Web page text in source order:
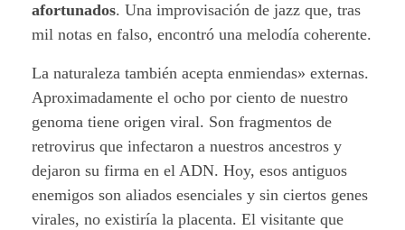
afortunados. Una improvisación de jazz que, tras
mil notas en falso, encontró una melodía coherente.
La naturaleza también acepta enmiendas» externas.
Aproximadamente el ocho por ciento de nuestro
genoma tiene origen viral. Son fragmentos de
retrovirus que infectaron a nuestros ancestros y
dejaron su firma en el ADN. Hoy, esos antiguos
enemigos son aliados esenciales y sin ciertos genes
virales, no existiría la placenta. El visitante que